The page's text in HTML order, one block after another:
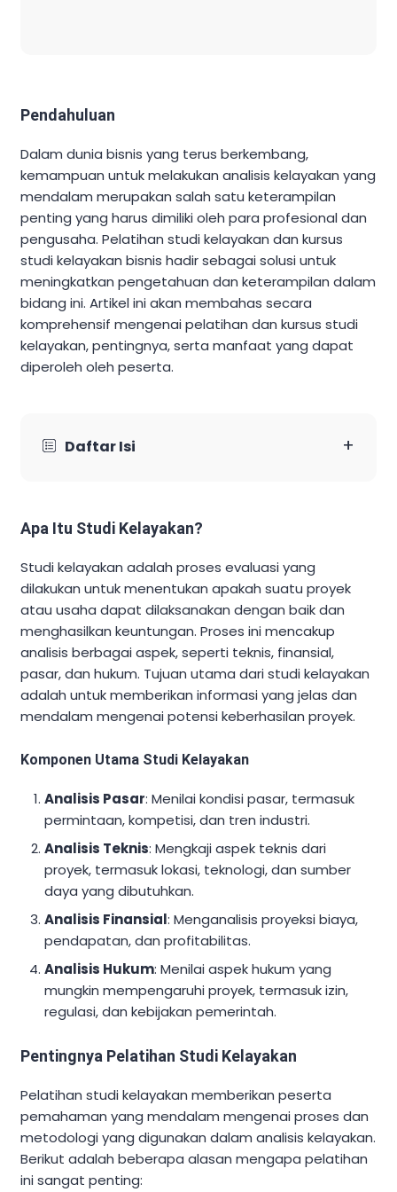
Pendahuluan
Dalam dunia bisnis yang terus berkembang,
kemampuan untuk melakukan analisis kelayakan yang
mendalam merupakan salah satu keterampilan
penting yang harus dimiliki oleh para profesional dan
pengusaha. Pelatihan studi kelayakan dan kursus
studi kelayakan bisnis hadir sebagai solusi untuk
meningkatkan pengetahuan dan keterampilan dalam
bidang ini. Artikel ini akan membahas secara
komprehensif mengenai pelatihan dan kursus studi
kelayakan, pentingnya, serta manfaat yang dapat
diperoleh oleh peserta.
Daftar Isi +
Apa Itu Studi Kelayakan?
Studi kelayakan adalah proses evaluasi yang
dilakukan untuk menentukan apakah suatu proyek
atau usaha dapat dilaksanakan dengan baik dan
menghasilkan keuntungan. Proses ini mencakup
analisis berbagai aspek, seperti teknis, finansial,
pasar, dan hukum. Tujuan utama dari studi kelayakan
adalah untuk memberikan informasi yang jelas dan
mendalam mengenai potensi keberhasilan proyek.
Komponen Utama Studi Kelayakan
Analisis Pasar: Menilai kondisi pasar, termasuk
permintaan, kompetisi, dan tren industri.
Analisis Teknis: Mengkaji aspek teknis dari
proyek, termasuk lokasi, teknologi, dan sumber
daya yang dibutuhkan.
Analisis Finansial: Menganalisis proyeksi biaya,
pendapatan, dan profitabilitas.
Analisis Hukum: Menilai aspek hukum yang
mungkin mempengaruhi proyek, termasuk izin,
regulasi, dan kebijakan pemerintah.
Pentingnya Pelatihan Studi Kelayakan
Pelatihan studi kelayakan memberikan peserta
pemahaman yang mendalam mengenai proses dan
metodologi yang digunakan dalam analisis kelayakan.
Berikut adalah beberapa alasan mengapa pelatihan
ini sangat penting: